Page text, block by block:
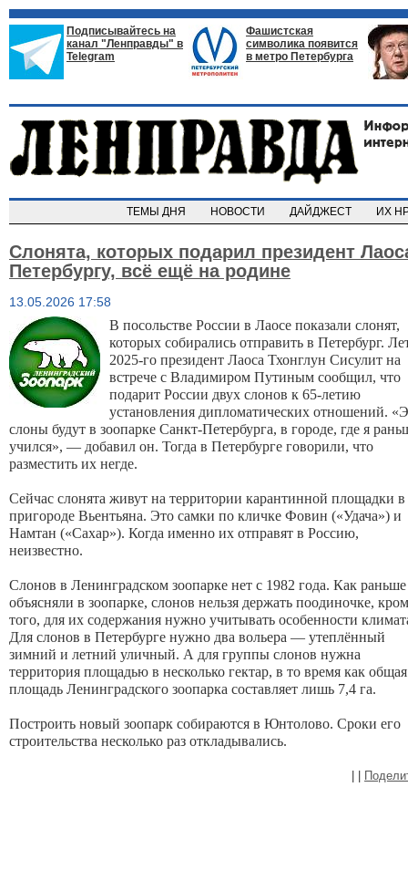
Подписывайтесь на
канал "Ленправды" в
Telegram
Фашистская
символика появится
в метро Петербурга
ТЕМЫ ДНЯ НОВОСТИ ДАЙДЖЕСТ ИХ
Слонята, которых подарил президент
Петербургу, всё ещё на родине
13.05.2026 17:58
В посольстве России в Лаосе показали слонят,
которых собирались отправить в Петербург.
2025-го президент Лаоса Тхонглун Сисулит на
встрече с Владимиром Путиным сообщил, что
подарит России двух слонов к 65-летию
установления дипломатических отношений.
слоны будут в зоопарке Санкт-Петербурга, в городе, где я
учился», — добавил он. Тогда в Петербурге говорили, что
разместить их негде.
Сейчас слонята живут на территории карантинной площадки в
пригороде Вьентьяна. Это самки по кличке Фовин («Удача») и
Намтан («Сахар»). Когда именно их отправят в Россию,
неизвестно.
Слонов в Ленинградском зоопарке нет с 1982 года. Как раньше
объясняли в зоопарке, слонов нельзя держать поодиночке,
того, для их содержания нужно учитывать особенности
Для слонов в Петербурге нужно два вольера — утеплённый
зимний и летний уличный. А для группы слонов нужна
территория площадью в несколько гектар, в то время как общая
площадь Ленинградского зоопарка составляет лишь 7,4 га.
Построить новый зоопарк собираются в Юнтолово. Сроки его
строительства несколько раз откладывались.